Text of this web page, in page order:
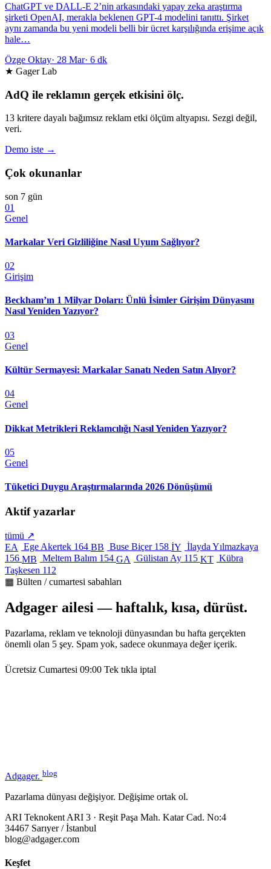
ChatGPT ve DALL-E 2’nin arkasındaki yapay zeka araştırma
şirketi OpenAI, merakla beklenen GPT-4 modelini tanıttı. Şirket
aynı zamanda bu yeni modeli belli bir ücret karşılığında erişime açık
hale…
Özge Oktay· 28 Mar· 6 dk
★ Gager Lab
AdQ ile reklamın gerçek etkisini ölç.
13 kritere dayalı bağımsız reklam etki ölçüm altyapısı. Sezgi değil,
veri.
Demo iste →
Çok okunanlar
son 7 gün
01
Genel
Markalar Veri Gizliliğine Nasıl Uyum Sağlıyor?
02
Girişim
Beckham’ın 1 Milyar Doları: Ünlü İsimler Girişim Dünyasını
Nasıl Yeniden Yazıyor?
03
Genel
Kültür Sermayesi: Markalar Sanatı Neden Satın Alıyor?
04
Genel
Dikkat Metrikleri Reklamcılığı Nasıl Yeniden Yazıyor?
05
Genel
Tüketici Duygu Araştırmalarında 2026 Dönüşümü
Aktif yazarlar
tümü ↗
EA
Ege Akertek 164 BB Buse Biçer 158 İY İlayda Yılmazkaya
156 MB Meltem Balım 154 GA Gülistan Ay 115 KT Kübra
Taşkesen 112
▦ Bülten / cumartesi sabahları
Adgager ailesi — haftalık, kısa, dürüst.
Pazarlama, reklam ve teknoloji dünyasından bu hafta gerçekten
önemli olan 5 şey. Spam yok, sadece okunmaya değer içerik.
Ücretsiz Cumartesi 09:00 Tek tıkla iptal
Adgager. blog
Pazarlama dünyası değişiyor. Değişime ortak ol.
ARI Teknokent ARI 3 · Reşit Paşa Mah. Katar Cad. No:4
34467 Sarıyer / İstanbul
blog@adgager.com
Keşfet